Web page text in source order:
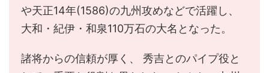
や天正14年(1586)の九州攻めなどで活躍し、
大和・紀伊・和泉110万石の大名となった。
諸将からの信頼が厚く、 秀吉とのパイプ役と